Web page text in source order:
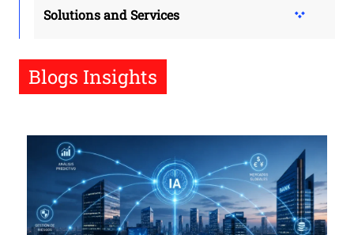
Solutions and Services
Blogs Insights